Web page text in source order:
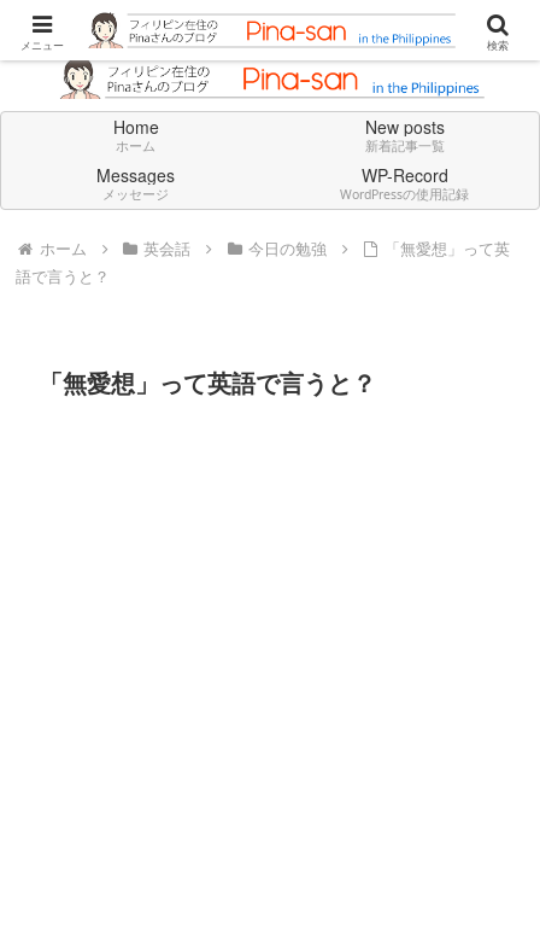
Don't think deeply. Feel always in English.
Home
ホーム
New posts
新着記事一覧
Messages
メッセージ
WP-Record
WordPressの使用記録
ホーム 英会話 今日の勉強
「無愛想」って英
語で言うと？
「無愛想」って英語で言うと？
メニュー 検索